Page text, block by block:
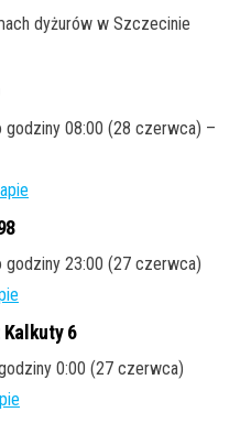
dyżurów w Szczecinie
08:00 (28 czerwca) –
23:00 (27 czerwca)
6
0:00 (27 czerwca)